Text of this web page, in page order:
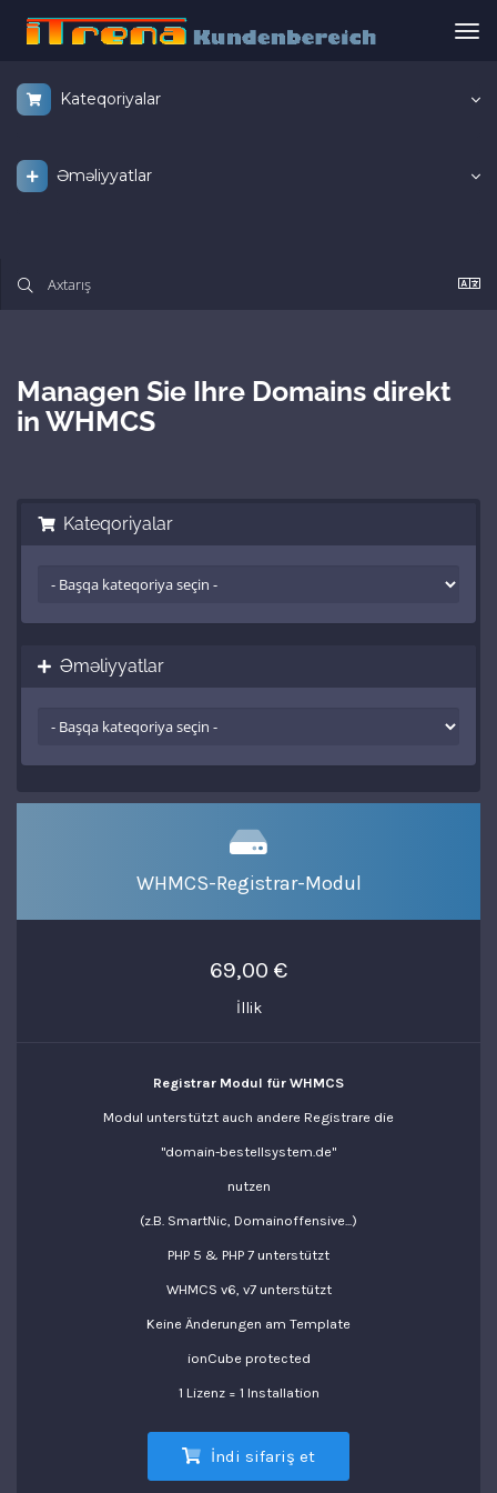
Kateqoriyalar
Əməliyyatlar
Managen Sie Ihre Domains direkt
in WHMCS
Kateqoriyalar
Əməliyyatlar
WHMCS-Registrar-Modul
69,00 €
İllik
Registrar Modul für WHMCS
Modul unterstützt auch andere Registrare die
"domain-bestellsystem.de"
nutzen
(z.B. SmartNic, Domainoffensive...)
PHP 5 & PHP 7 unterstützt
WHMCS v6, v7 unterstützt
Keine Änderungen am Template
ionCube protected
1 Lizenz = 1 Installation
İndi sifariş et